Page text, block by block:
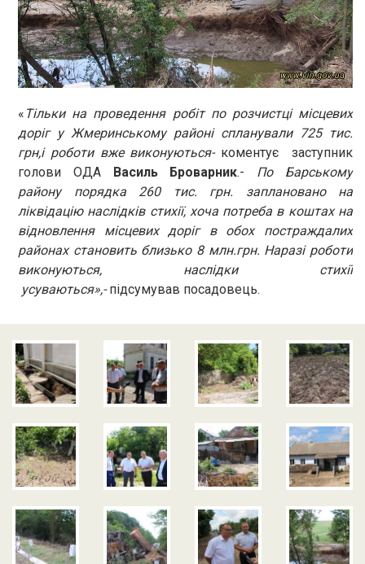
« Тільки на проведення робіт по розчистці місцевих
доріг у Жмеринському районі спланували 725 тис.
грн,і роботи вже виконуються- коментує заступник
голови ОДА Василь Броварник.- По Барському
району порядка 260 тис. грн. заплановано на
ліквідацію наслідків стихії, хоча потреба в коштах на
відновлення місцевих доріг в обох постраждалих
районах становить близько 8 млн.грн. Наразі роботи
виконуються, наслідки стихії
усуваються»,-підсумував посадовець.